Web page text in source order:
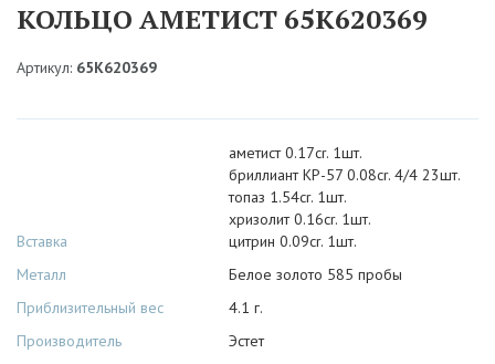
КОЛЬЦО АМЕТИСТ 65К620369
Артикул: 65К620369
Вставка
Металл
Приблизительный вес
Производитель
аметист 0.17cr. 1шт.
бриллиант КР-57 0.08cr. 4/4 23шт.
топаз 1.54cr. 1шт.
хризолит 0.16cr. 1шт.
цитрин 0.09cr. 1шт.
Белое золото 585 пробы
4.1 г.
Эстет